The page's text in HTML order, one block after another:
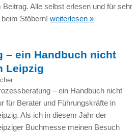
Alle selbst erlesen und für sehr
Stöbern! weiterlesen »
– ein Handbuch nicht
Leipzig
– ein Handbuch nicht
für Berater und Führungskräfte in
Als ich in diesem Jahr der
Buchmesse meinen Besuch